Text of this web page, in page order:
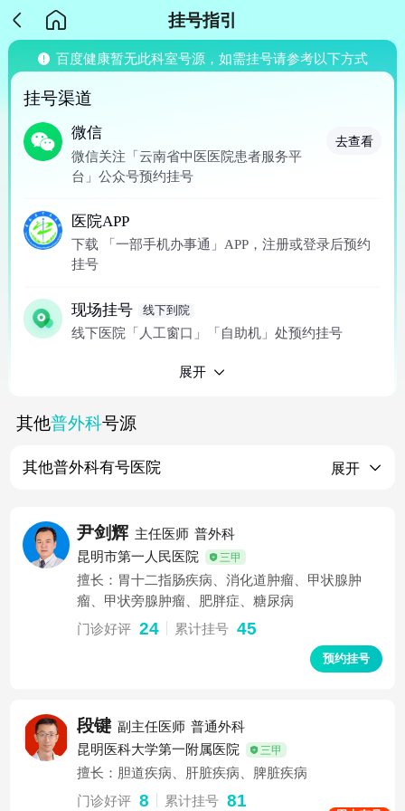
挂号指引
百度健康暂无此科室号源，如需挂号请参考以下方式
挂号渠道
微信
微信关注「云南省中医医院患者服务平
台」公众号预约挂号
去查看
医院APP
下载 「一部手机办事通」APP，注册或登录后预约
挂号
现场挂号 线下到院
线下医院「人工窗口」「自助机」处预约挂号
展开
其他普外科号源
其他普外科有号医院 展开
尹剑辉 主任医师 普外科
昆明市第一人民医院 三甲
擅长：胃十二指肠疾病、消化道肿瘤、甲状腺肿
瘤、甲状旁腺肿瘤、肥胖症、糖尿病
门诊好评 24 累计挂号 45
预约挂号
段键 副主任医师 普通外科
昆明医科大学第一附属医院 三甲
擅长：胆道疾病、肝脏疾病、脾脏疾病
门诊好评 8 累计挂号 81